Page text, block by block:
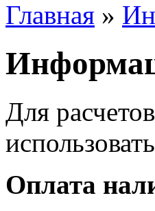
Главная »
Для
Оплата